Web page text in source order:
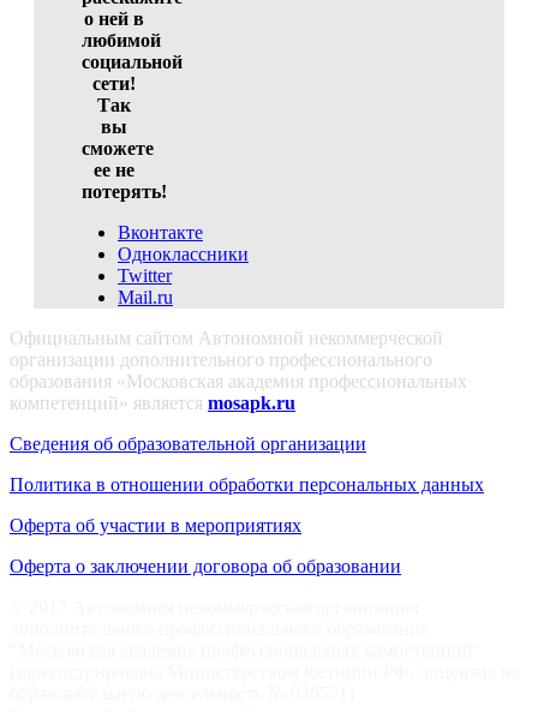
о ней в
любимой
социальной
сети!
Так
вы
сможете
ее не
потерять!
Вконтакте
Одноклассники
Twitter
Mail.ru
Официальным сайтом Автономной некоммерческой
организации дополнительного профессионального
образования «Московская академия профессиональных
компетенций» является mosapk.ru
Сведения об образовательной организации
Политика в отношении обработки персональных данных
Оферта об участии в мероприятиях
Оферта о заключении договора об образовании